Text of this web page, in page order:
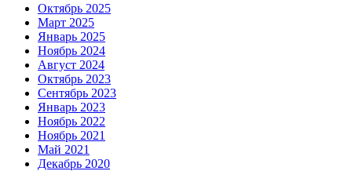
Октябрь 2025
Март 2025
Январь 2025
Ноябрь 2024
Август 2024
Октябрь 2023
Сентябрь 2023
Январь 2023
Ноябрь 2022
Ноябрь 2021
Май 2021
Декабрь 2020